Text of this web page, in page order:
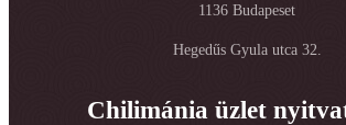
1136 Budapeset
Hegedűs Gyula utca 32.
Chilimánia üzlet